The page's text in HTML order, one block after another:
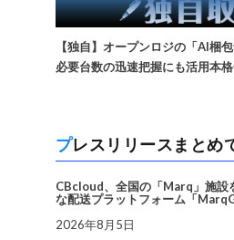
【独自】オープンロジの「AI梱
必要台数の迅速把握にも活用本
プレスリリースまとめ
CBcloud、全国の「Marq」施設
な配送プラットフォーム「
2026年8月5日